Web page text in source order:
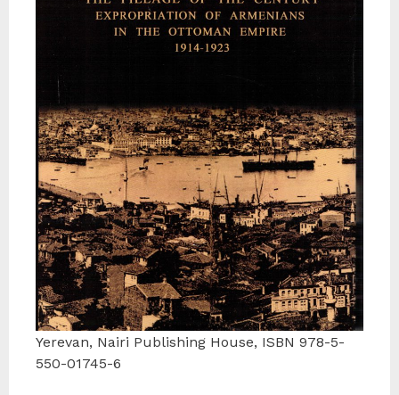
Yerevan, Nairi Publishing House, ISBN 978-5-
550-01745-6